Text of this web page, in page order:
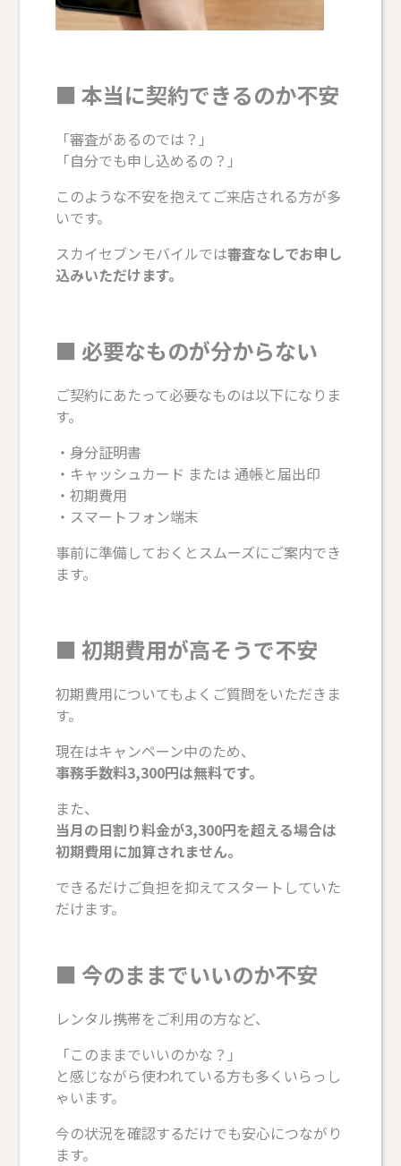
■ 本当に契約できるのか不安
「審査があるのでは？」
「自分でも申し込めるの？」
このような不安を抱えてご来店される方が多
いです。
スカイセブンモバイルでは審査なしでお申し
込みいただけます。
■ 必要なものが分からない
ご契約にあたって必要なものは以下になりま
す。
・身分証明書
・キャッシュカード または 通帳と届出印
・初期費用
・スマートフォン端末
事前に準備しておくとスムーズにご案内でき
ます。
■ 初期費用が高そうで不安
初期費用についてもよくご質問をいただきま
す。
現在はキャンペーン中のため、
事務手数料3,300円は無料です。
また、
当月の日割り料金が3,300円を超える場合は
初期費用に加算されません。
できるだけご負担を抑えてスタートしていた
だけます。
■ 今のままでいいのか不安
レンタル携帯をご利用の方など、
「このままでいいのかな？」
と感じながら使われている方も多くいらっし
ゃいます。
今の状況を確認するだけでも安心につながり
ます。